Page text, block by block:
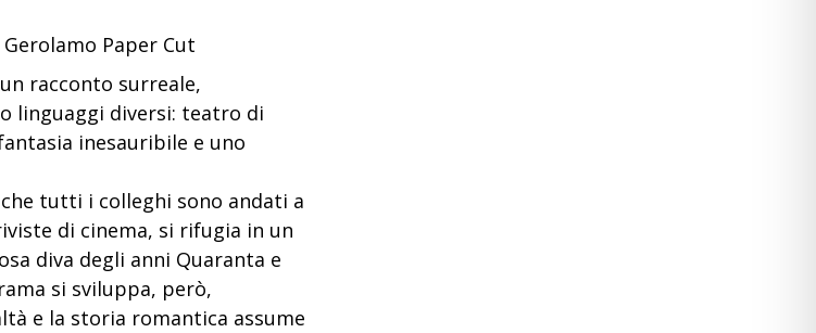
Paper Cut
racconto surreale,
linguaggi diversi: teatro di
inesauribile e uno
tutti i colleghi sono andati a
di cinema, si rifugia in un
diva degli anni Quaranta e
si sviluppa, però,
e la storia romantica assume